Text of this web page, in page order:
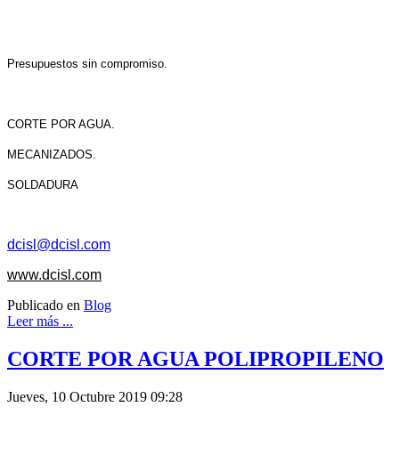
Presupuestos sin compromiso.
CORTE POR AGUA.
MECANIZADOS.
SOLDADURA
dcisl@dcisl.com
www.dcisl.com
Publicado en Blog
Leer más ...
CORTE POR AGUA POLIPROPILENO
Jueves, 10 Octubre 2019 09:28